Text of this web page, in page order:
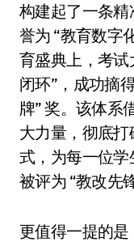
构建起了一条
誉为 “教育数字
育盛典上，考试
闭环”，成功摘
牌” 奖。该体系
大力量，彻底打
式，为每一位学
被评为 “教改先
更值得一提的